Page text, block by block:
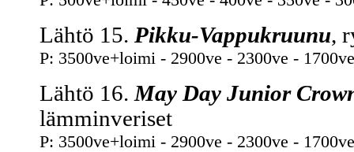
Lähtö 15. Pikku-Vappukruunu,
P: 3500ve+loimi - 2900ve - 2300ve -
Lähtö 16. May Day Junior
lämminveriset
P: 3500ve+loimi - 2900ve - 2300ve -